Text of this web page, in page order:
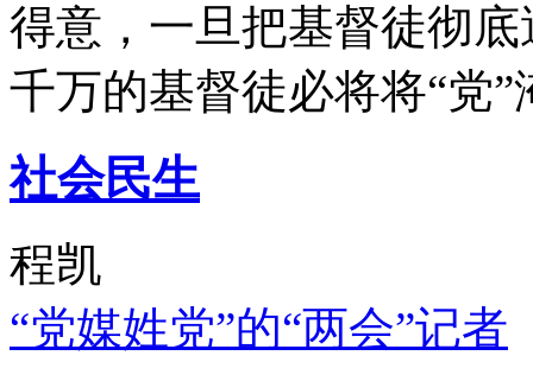
得意，一旦把基督徒彻
千万的基督徒必将将“党”
社会民生
程凯
“党媒姓党”的“两会”记者